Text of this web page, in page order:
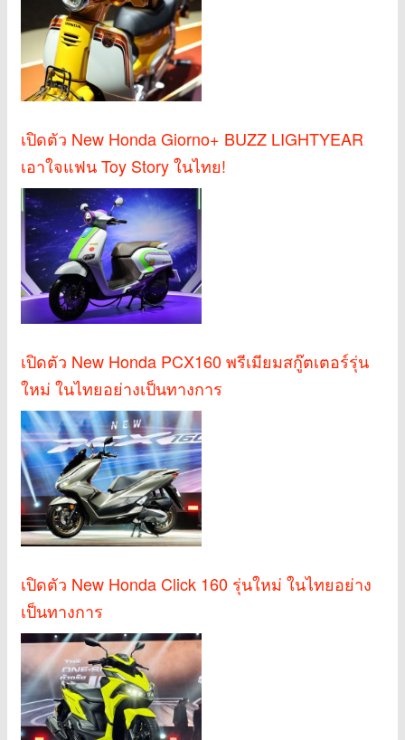
เปิดตัว New Honda Giorno+ BUZZ LIGHTYEAR
เอาใจแฟน Toy Story ในไทย!
เปิดตัว New Honda PCX160 พรีเมียมสกู๊ตเตอร์รุ่น
ใหม่ ในไทยอย่างเป็นทางการ
เปิดตัว New Honda Click 160 รุ่นใหม่ ในไทยอย่าง
เป็นทางการ